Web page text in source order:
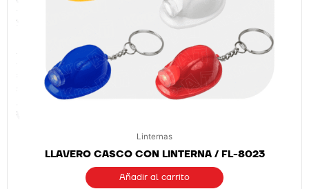
Linternas
LLAVERO CASCO CON LINTERNA / FL-8023
Añadir al carrito